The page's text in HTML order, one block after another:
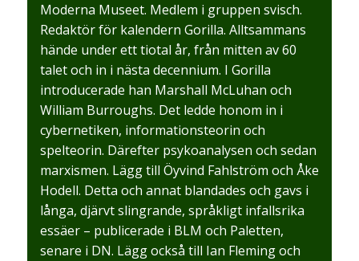
Moderna Museet. Medlem i gruppen svisch.
Redaktör för kalendern Gorilla. Alltsammans
hände under ett tiotal år, från mitten av 60
talet och in i nästa decennium. I Gorilla
introducerade han Marshall McLuhan och
William Burroughs. Det ledde honom in i
cybernetiken, informationsteorin och
spelteorin. Därefter psykoanalysen och sedan
marxismen. Lägg till Öyvind Fahlström och Åke
Hodell. Detta och annat blandades och gavs i
långa, djärvt slingrande, språkligt infallsrika
essäer – publicerade i BLM och Paletten,
senare i DN. Lägg också till Ian Fleming och